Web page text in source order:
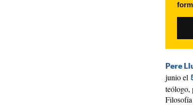
Pere
junio el
teólogo,